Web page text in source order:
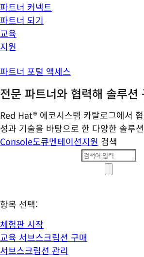
파트너 커넥트
파트너 되기
교육
지원
파트너 포털 액세스
전문 파트너와 협력해 솔루션
Red Hat® 에코시스템 카탈로그에서
성과 기술을 바탕으로 한 다양한 솔루
Console도큐멘테이션지원 검색
항목 선택:
체험판 시작
교육 서브스크립션 구매
서브스크립션 관리